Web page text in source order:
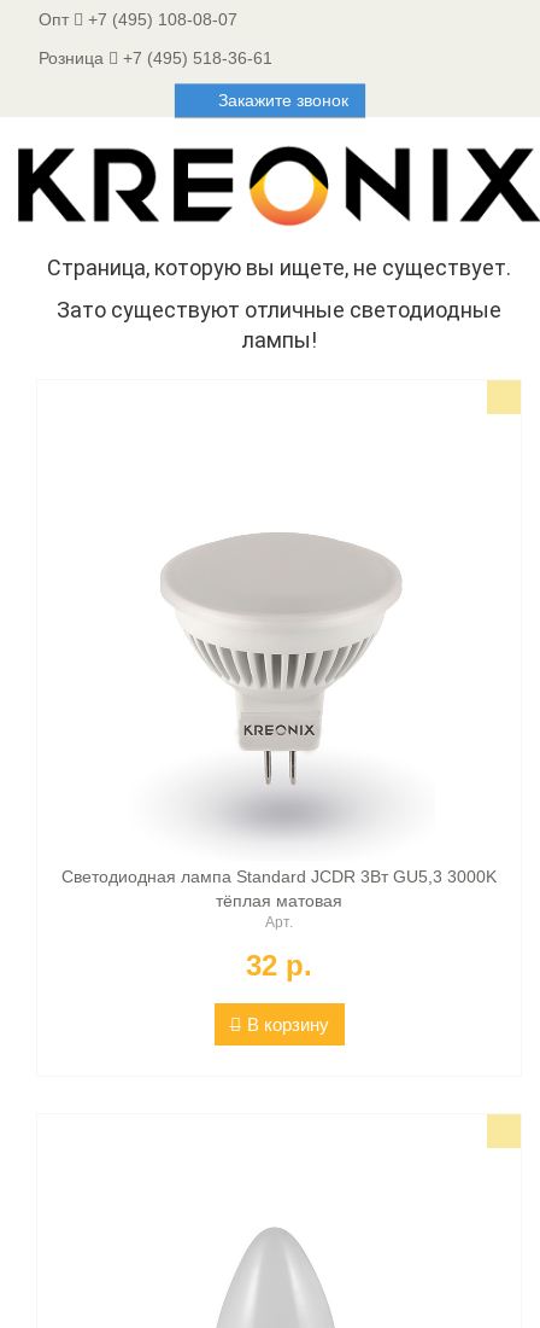
Опт
+7 (495) 108-08-07
Розница
+7 (495) 518-36-61
Закажите звонок
Страница, которую вы ищете, не существует.
Зато существуют отличные светодиодные
лампы!
Светодиодная лампа Standard JCDR 3Вт GU5,3 3000K
тёплая матовая
Арт.
32 p.
В корзину